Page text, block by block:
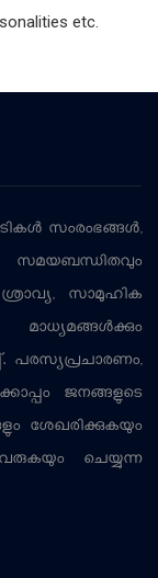
etc.
സംരംഭങ്ങള്‍,
സാമൂഹിക
പരസ്യപ്രചാരണം,
ജനങ്ങളുടെ
ശേഖരിക്കുകയും
ചെയ്യുന്ന